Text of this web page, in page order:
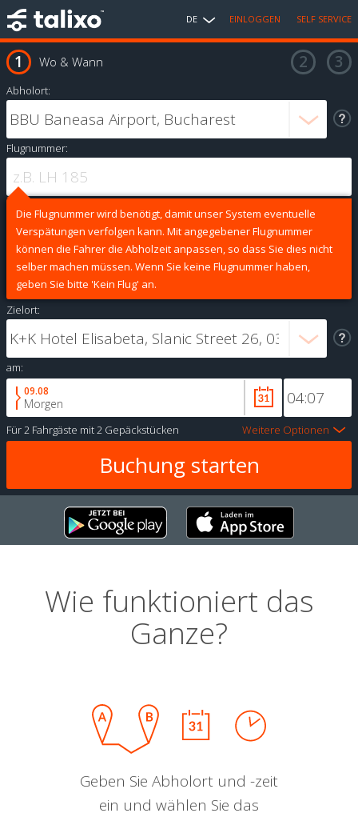
DE EINLOGGEN SELF SERVICE
Wo & Wann
Abholort:
Flugnummer:
Die Flugnummer wird benötigt, damit unser System eventuelle
Verspätungen verfolgen kann. Mit angegebener Flugnummer
können die Fahrer die Abholzeit anpassen, so dass Sie dies nicht
selber machen müssen. Wenn Sie keine Flugnummer haben,
geben Sie bitte 'Kein Flug' an.
Zielort:
am:
09.08
Morgen
Für2 Fahrgäste mit2 Gepäckstücken Weitere Optionen
Wie funktioniert das
Ganze?
Geben Sie Abholort und -zeit
ein und wählen Sie das